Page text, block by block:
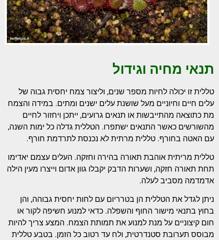
תנאי מחיה וגידול
טללית זו יכולה לחיות מספר שנים, וליצור צמח יחסית גבוה של
עלים חיים וחיוניים מעל שושנת עלים ישנים ומתים. במידה והצמח
מת כתוצאה מהתייבשות או תנאים גרועים, ייתכן ויחזור לחיים
מהשורשים כאשר התנאים ישתפרו. הטללית גדלה כל ימות השנה,
עם האטה בחורף. טללית מרתית לא נכנסת לתרדמת חורף.
טללית מריתית אוהבת תאורה בהירה וחזקה. העלים עצמם יאדימו
תחת תאורה חזקה, ושערות הדבק יקבלו גוון אדום וייצרו מעין הילה
אדמדמה מסביב לעלה.
ניתן לגדל את הטללית הן בטרריום עם לחות יחסית גבוהה, והן
בחוץ בתנאי מישור החוף והשפלה. כדאי למנוע חשיפה לקור או
חום קיצוניים על מנת למנוע את תמותת הצמח. המצע צריך להיות
מבוסס תערובת סטנדרטית, ולח עד רטוב כל הזמן. בטבע טללית